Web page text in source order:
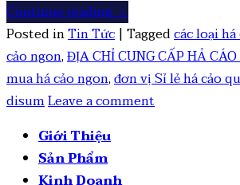
Continue reading→
Posted inTin Tức | Taggedcác loại há
cảo ngon,ĐỊA CHỈ CUNG CẤP HẢ
mua há cảo ngon,đơn vị Sỉ lẻ há cảo
disumLeave a comment
Giới Thiệu
Sản Phẩm